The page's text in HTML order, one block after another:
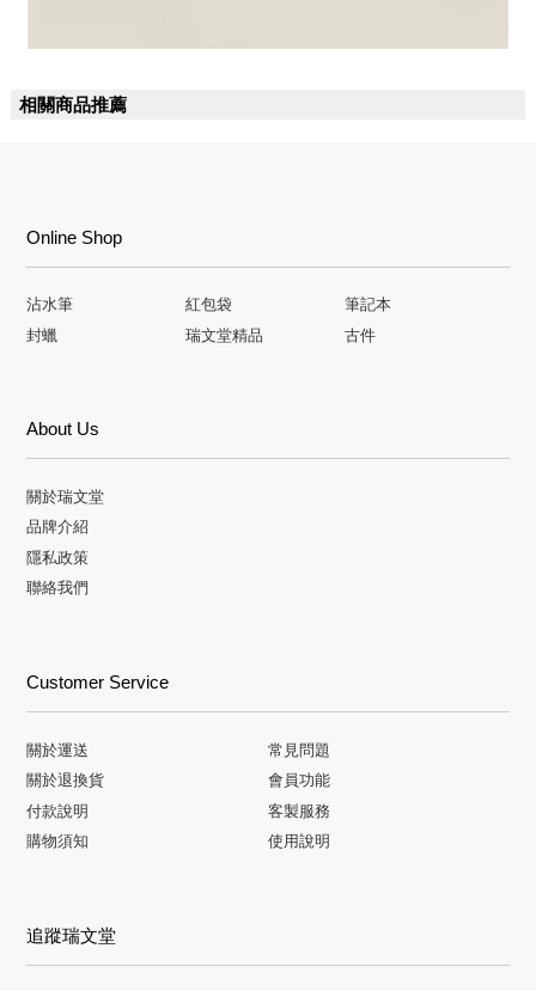
相關商品推薦
Online Shop
沾水筆 紅包袋
筆記本
封蠟
瑞文堂精品 古件
About Us
關於瑞文堂
品牌介紹
隱私政策
聯絡我們
Customer Service
關於運送
常見問題
關於退換貨
會員功能
付款說明
客製服務
購物須知
使用說明
追蹤瑞文堂